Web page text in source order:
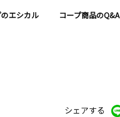
エシカル コープ商品のQ&A
シェアする